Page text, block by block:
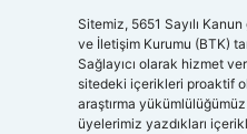
Sitemiz, 5651 Sayılı
ve İletişim Kurumu (BTK)
Sağlayıcı olarak hizmet
sitedeki içerikleri proaktif
araştırma
üyelerimiz yazdıkları